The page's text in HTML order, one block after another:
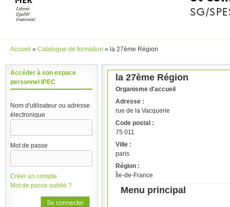
Vous êtes ici
Accueil » Catalogue de formation » la 27ème Région
Accéder à son espace
personnel IPEC
Nom d'utilisateur ou adresse
électronique
Mot de passe
Créer un compte
Mot de passe oublié ?
la 27ème Région
Organisme d'accueil
Adresse :
rue de la Vacquerie
Code postal :
75 011
Ville :
paris
Région :
Île-de-France
Menu principal